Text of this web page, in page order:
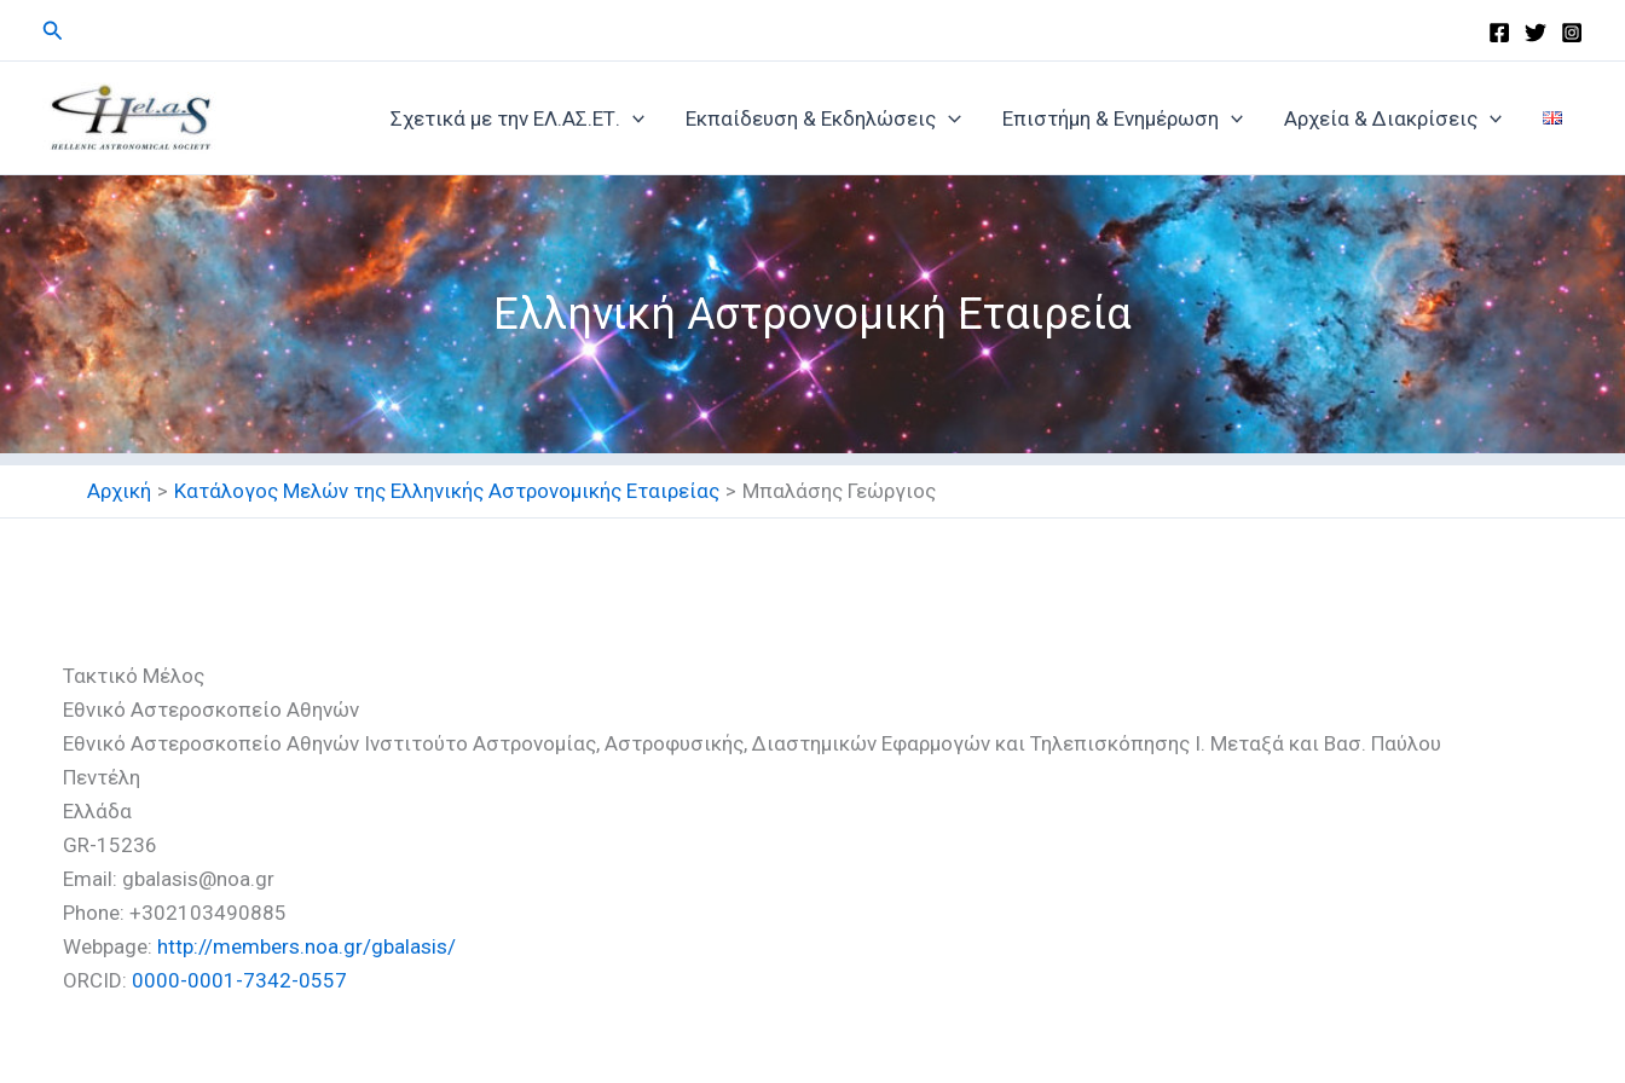
Μετάβαση
περιεχόμενο
Αναζήτηση
Σχετικά με την ΕΛ.ΑΣ.ΕΤ. Εκπαίδευση & Εκδηλώσεις Επιστήμη & Ενημέρωση Αρχεία & Διακρίσεις
Ελληνική Αστρονομική Εταιρεία
Αρχική Κατάλογος Μελών της Ελληνικής Αστρονομικής Εταιρείας Μπαλάσης Γεώργιος
Τακτικό Μέλος
Εθνικό Αστεροσκοπείο Αθηνών
Εθνικό Αστεροσκοπείο Αθηνών Ινστιτούτο Αστρονομίας, Αστροφυσικής, Διαστημικών Εφαρμογών και Τηλεπισκόπησης Ι. Μεταξά και Βασ. Παύλου
Πεντέλη
Ελλάδα
GR-15236
Email: gbalasis@noa.gr
Phone: +302103490885
Webpage: http://members.noa.gr/gbalasis/
ORCID: 0000-0001-7342-0557